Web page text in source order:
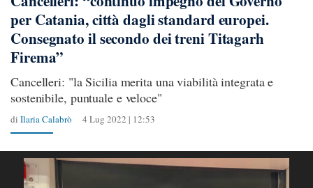
per Catania, città dagli standard europei.
Consegnato il secondo dei treni Titagarh
Firema”
Cancelleri: "la Sicilia merita una viabilità integrata e
sostenibile, puntuale e veloce"
di Ilaria Calabrò 4 Lug 2022 | 12:53